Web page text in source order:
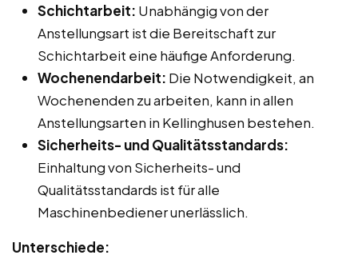
Schichtarbeit: Unabhängig von der
Anstellungsart ist die Bereitschaft zur
Schichtarbeit eine häufige Anforderung.
Wochenendarbeit: Die Notwendigkeit, an
Wochenenden zu arbeiten, kann in allen
Anstellungsarten in Kellinghusen bestehen.
Sicherheits- und Qualitätsstandards:
Einhaltung von Sicherheits- und
Qualitätsstandards ist für alle
Maschinenbediener unerlässlich.
Unterschiede: